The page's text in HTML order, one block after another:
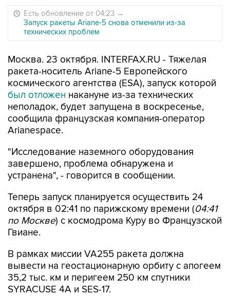
Есть обновление от 04:23 →
Запуск ракеты Ariane-5 снова отменили из-за
технических проблем
Москва. 23 октября. INTERFAX.RU - Тяжелая
ракета-носитель Ariane-5 Европейского
космического агентства (ESA), запуск которой
был отложен накануне из-за технических
неполадок, будет запущена в воскресенье,
сообщила французская компания-оператор
Arianespace.
"Исследование наземного оборудования
завершено, проблема обнаружена и
устранена", - говорится в сообщении.
Теперь запуск планируется осуществить 24
октября в 02:41 по парижскому времени (04:41
по Москве) с космодрома Куру во Французской
Гвиане.
В рамках миссии VA255 ракета должна
вывести на геостационарную орбиту с апогеем
35,2 тыс. км и перигеем 250 км спутники
SYRACUSE 4A и SES-17.